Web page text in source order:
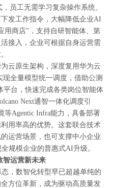
员工无需学习复杂操作系统、
发工作指令，大幅降低企业AI
用商店”，支持自研智能体、第
接入，企业可根据自身运营需
云原生架构，深度复用华为云
全量模型统一调度，借助公测
平台，快速完成各类岗位智能体
Next通智一体化调度引
等Agentic Infra能力，具备部署
用率高的优势。这套联合技术
运营场景，也可支撑中小企业
规模企业的普惠式AI升级。
智运营新未来
，数智化转型早已超越单纯的
方位革新，成为驱动高质量发